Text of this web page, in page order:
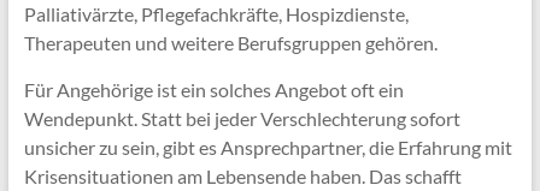
Palliativärzte, Pflegefachkräfte, Hospizdienste,
Therapeuten und weitere Berufsgruppen gehören.
Für Angehörige ist ein solches Angebot oft ein
Wendepunkt. Statt bei jeder Verschlechterung sofort
unsicher zu sein, gibt es Ansprechpartner, die Erfahrung mit
Krisensituationen am Lebensende haben. Das schafft